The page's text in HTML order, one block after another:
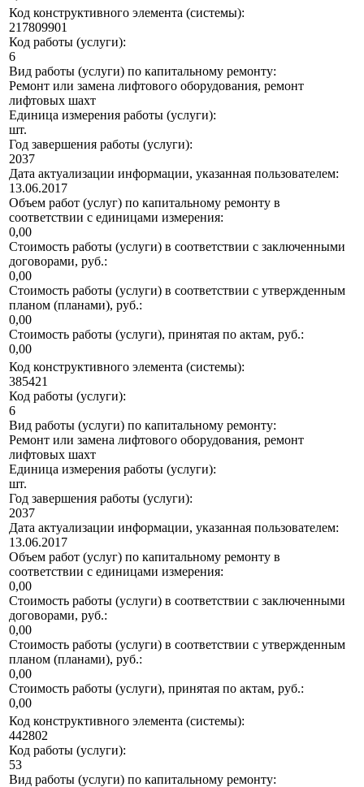
Код конструктивного элемента (системы):
217809901
Код работы (услуги):
6
Вид работы (услуги) по капитальному ремонту:
Ремонт или замена лифтового оборудования, ремонт
лифтовых шахт
Единица измерения работы (услуги):
шт.
Год завершения работы (услуги):
2037
Дата актуализации информации, указанная пользователем:
13.06.2017
Объем работ (услуг) по капитальному ремонту в
соответствии с единицами измерения:
0,00
Стоимость работы (услуги) в соответствии с заключенными
договорами, руб.:
0,00
Стоимость работы (услуги) в соответствии с утвержденным
планом (планами), руб.:
0,00
Стоимость работы (услуги), принятая по актам, руб.:
0,00
Код конструктивного элемента (системы):
385421
Код работы (услуги):
6
Вид работы (услуги) по капитальному ремонту:
Ремонт или замена лифтового оборудования, ремонт
лифтовых шахт
Единица измерения работы (услуги):
шт.
Год завершения работы (услуги):
2037
Дата актуализации информации, указанная пользователем:
13.06.2017
Объем работ (услуг) по капитальному ремонту в
соответствии с единицами измерения:
0,00
Стоимость работы (услуги) в соответствии с заключенными
договорами, руб.:
0,00
Стоимость работы (услуги) в соответствии с утвержденным
планом (планами), руб.:
0,00
Стоимость работы (услуги), принятая по актам, руб.:
0,00
Код конструктивного элемента (системы):
442802
Код работы (услуги):
53
Вид работы (услуги) по капитальному ремонту: